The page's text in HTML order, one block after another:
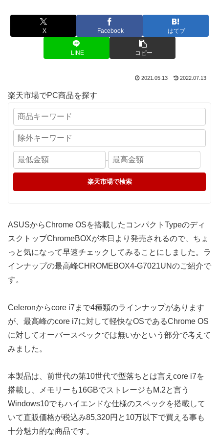
X Facebook はてブ
LINE コピー
2021.05.13 2022.07.13
楽天市場でPC商品を探す
-
楽天市場で検索
ASUSからChrome OSを搭載したコンパクトTypeのディ
スクトップChromeBOXが本日より発売されるので、ちょ
っと気になって早速チェックしてみることにしました。ラ
インナップの最高峰CHROMEBOX4-G7021UNのご紹介で
す。
Celeronからcore i7まで4種類のラインナップがあります
が、最高峰のcore i7に対して軽快なOSであるChrome OS
に対してオーバースペックでは無いかという部分で考えて
みました。
本製品は、前世代の第10世代で型落ちとは言えcore i7を
搭載し、メモリーも16GBでストレージもM.2と言う
Windows10でもハイエンドな仕様のスペックを搭載して
いて直販価格が税込み85,320円と10万以下で買える事も
十分魅力的な商品です。